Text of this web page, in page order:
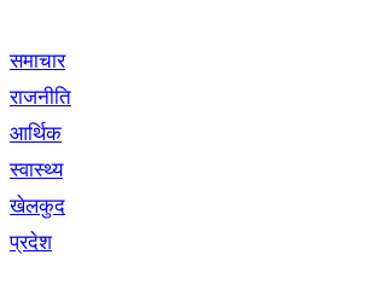
समाचार
राजनीति
आर्थिक
स्वास्थ्य
खेलकुद
प्रदेश